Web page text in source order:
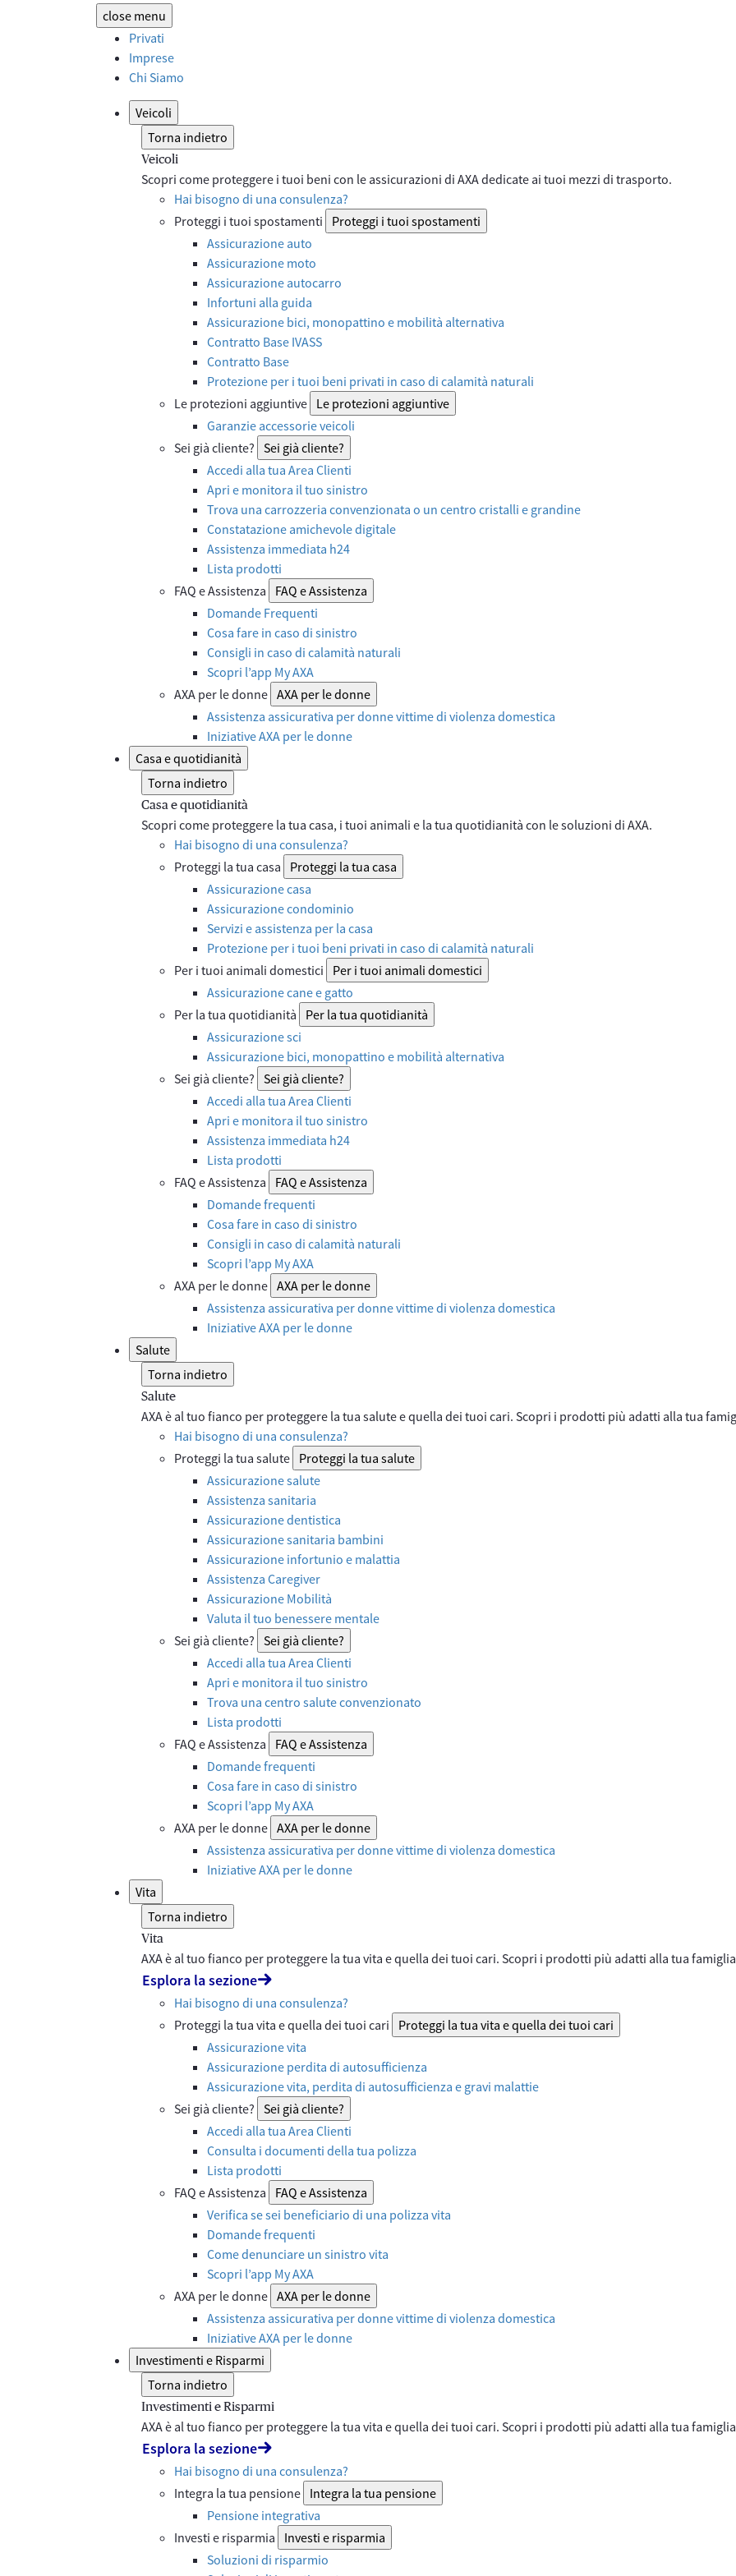
close menu
Privati
Imprese
Chi Siamo
Veicoli
Torna indietro
Veicoli
Scopri come proteggere i tuoi beni con le assicurazioni di AXA dedicate ai tuoi mezzi di trasporto.
Hai bisogno di una consulenza?
Proteggi i tuoi spostamenti
Proteggi i tuoi spostamenti
Assicurazione auto
Assicurazione moto
Assicurazione autocarro
Infortuni alla guida
Assicurazione bici, monopattino e mobilità alternativa
Contratto Base IVASS
Contratto Base
Protezione per i tuoi beni privati in caso di calamità naturali
Le protezioni aggiuntive Le protezioni aggiuntive
Garanzie accessorie veicoli
Sei già cliente? Sei già cliente?
Accedi alla tua Area Clienti
Apri e monitora il tuo sinistro
Trova una carrozzeria convenzionata o un centro cristalli e grandine
Constatazione amichevole digitale
Assistenza immediata h24
Lista prodotti
FAQ e Assistenza
FAQ e Assistenza
Domande Frequenti
Cosa fare in caso di sinistro
Consigli in caso di calamità naturali
Scopri l’app My AXA
AXA per le donne AXA per le donne
Assistenza assicurativa per donne vittime di violenza domestica
Iniziative AXA per le donne
Casa e quotidianità
Torna indietro
Casa e quotidianità
Scopri come proteggere la tua casa, i tuoi animali e la tua quotidianità con le soluzioni di AXA.
Hai bisogno di una consulenza?
Proteggi la tua casa
Proteggi la tua casa
Assicurazione casa
Assicurazione condominio
Servizi e assistenza per la casa
Protezione per i tuoi beni privati in caso di calamità naturali
Per i tuoi animali domestici
Per i tuoi animali domestici
Assicurazione cane e gatto
Per la tua quotidianità
Per la tua quotidianità
Assicurazione sci
Assicurazione bici, monopattino e mobilità alternativa
Sei già cliente? Sei già cliente?
Accedi alla tua Area Clienti
Apri e monitora il tuo sinistro
Assistenza immediata h24
Lista prodotti
FAQ e Assistenza
FAQ e Assistenza
Domande frequenti
Cosa fare in caso di sinistro
Consigli in caso di calamità naturali
Scopri l’app My AXA
AXA per le donne AXA per le donne
Assistenza assicurativa per donne vittime di violenza domestica
Iniziative AXA per le donne
Salute
Torna indietro
Salute
AXA è al tuo fianco per proteggere la tua salute e quella dei tuoi cari. Scopri i prodotti più adatti alla tua
Hai bisogno di una consulenza?
Proteggi la tua salute Proteggi la tua salute
Assicurazione salute
Assistenza sanitaria
Assicurazione dentistica
Assicurazione sanitaria bambini
Assicurazione infortunio e malattia
Assistenza Caregiver
Assicurazione Mobilità
Valuta il tuo benessere mentale
Sei già cliente? Sei già cliente?
Accedi alla tua Area Clienti
Apri e monitora il tuo sinistro
Trova una centro salute convenzionato
Lista prodotti
FAQ e Assistenza
FAQ e Assistenza
Domande frequenti
Cosa fare in caso di sinistro
Scopri l’app My AXA
AXA per le donne AXA per le donne
Assistenza assicurativa per donne vittime di violenza domestica
Iniziative AXA per le donne
Vita
Torna indietro
Vita
AXA è al tuo fianco per proteggere la tua vita e quella dei tuoi cari. Scopri i prodotti più adatti alla tua
Esplora la sezione
Hai bisogno di una consulenza?
Proteggi la tua vita e quella dei tuoi cari
Proteggi la tua vita e quella dei tuoi cari
Assicurazione vita
Assicurazione perdita di autosufficienza
Assicurazione vita, perdita di autosufficienza e gravi malattie
Sei già cliente? Sei già cliente?
Accedi alla tua Area Clienti
Consulta i documenti della tua polizza
Lista prodotti
FAQ e Assistenza
FAQ e Assistenza
Verifica se sei beneficiario di una polizza vita
Domande frequenti
Come denunciare un sinistro vita
Scopri l’app My AXA
AXA per le donne AXA per le donne
Assistenza assicurativa per donne vittime di violenza domestica
Iniziative AXA per le donne
Investimenti e Risparmi
Torna indietro
Investimenti e Risparmi
AXA è al tuo fianco per proteggere la tua vita e quella dei tuoi cari. Scopri i prodotti più adatti alla tua
Esplora la sezione
Hai bisogno di una consulenza?
Integra la tua pensione Integra la tua pensione
Pensione integrativa
Investi e risparmia
Investi e risparmia
Soluzioni di risparmio